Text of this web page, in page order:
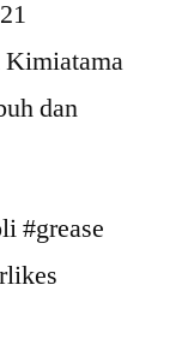
Kimiatama
dan
#grease